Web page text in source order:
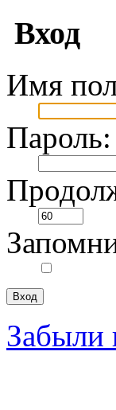
Вход
Имя
Пароль:
Забыли